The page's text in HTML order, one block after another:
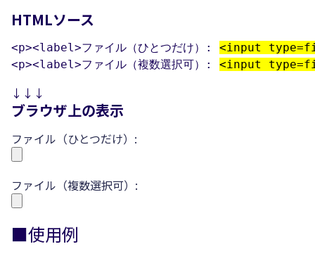
HTMLソース
<p><label>ファイル（ひとつだけ）: <input
<p><label>ファイル（複数選択可）: <input
↓↓↓
ブラウザ上の表示
ファイル（ひとつだけ）:
ファイル（複数選択可）:
■使用例